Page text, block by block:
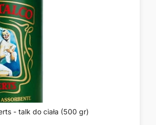
- talk do ciała (500 gr)